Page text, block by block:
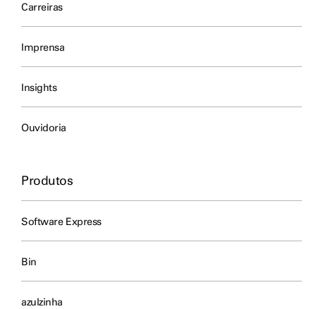
Carreiras
Imprensa
Insights
Ouvidoria
Produtos
Software Express
Bin
azulzinha